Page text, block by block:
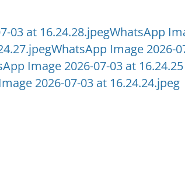
03 at 16.24.28.jpegWhatsApp
WhatsApp Image 2026-
Image 2026-07-03 at
2026-07-03 at 16.24.24.jpeg